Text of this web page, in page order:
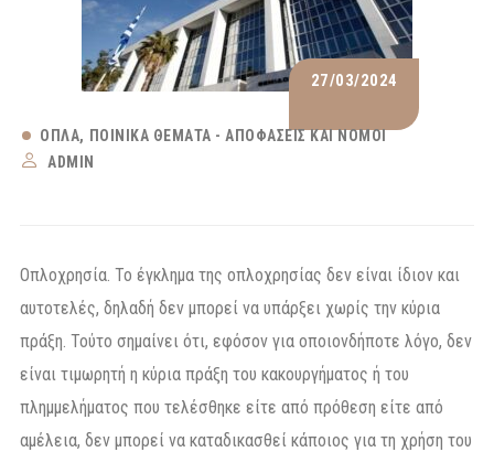
27/03/2024
ΌΠΛΑ
ΠΟΙΝΙΚΆ ΘΈΜΑΤΑ - ΑΠΟΦΆΣΕΙΣ ΚΑΙ ΝΌΜΟΙ
ADMIN
Οπλοχρησία. Το έγκλημα της οπλοχρησίας δεν είναι ίδιον και
αυτοτελές, δηλαδή δεν μπορεί να υπάρξει χωρίς την κύρια
πράξη. Τούτο σημαίνει ότι, εφόσον για οποιονδήποτε λόγο, δεν
είναι τιμωρητή η κύρια πράξη του κακουργήματος ή του
πλημμελήματος που τελέσθηκε είτε από πρόθεση είτε από
αμέλεια, δεν μπορεί να καταδικασθεί κάποιος για τη χρήση του